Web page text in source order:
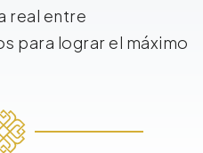
real entre
para lograr el máximo